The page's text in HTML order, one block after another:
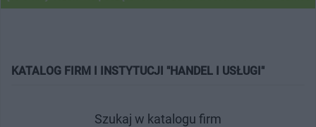
KATALOG FIRM I INSTYTUCJI "HANDEL I USŁUGI"
Szukaj w katalogu firm